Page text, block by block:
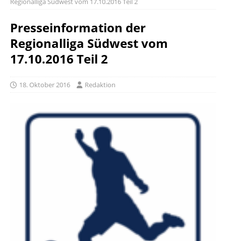
Presseinformation der
Regionalliga Südwest vom
17.10.2016 Teil 2
18. Oktober 2016 Redaktion